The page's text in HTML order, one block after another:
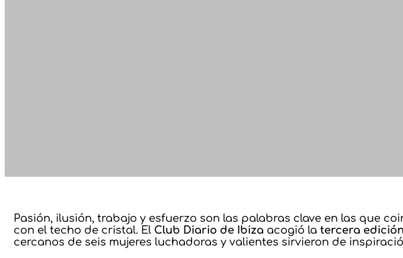
Pasión, ilusión, trabajo y esfuerzo son las palabras clave en las que
con el techo de cristal. El Club Diario de Ibiza acogió la tercera edición
cercanos de seis mujeres luchadoras y valientes sirvieron de